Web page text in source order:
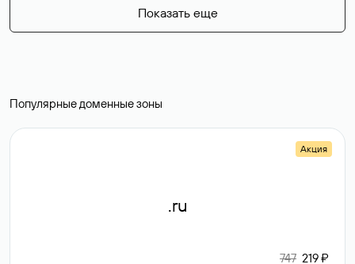
Показать еще
Популярные доменные зоны
Акция
.ru
747 219 ₽